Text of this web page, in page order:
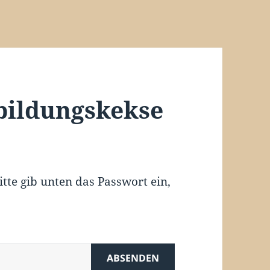
gib unten das Passwort ein,